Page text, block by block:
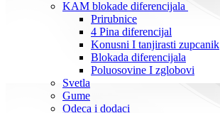
KAM blokade diferencijala
Prirubnice
4 Pina diferencijal
Konusni I tanjirasti zupcanik
Blokada diferencijala
Poluosovine I zglobovi
Svetla
Gume
Odeca i dodaci